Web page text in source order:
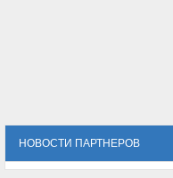
НОВОСТИ ПАРТНЕРОВ